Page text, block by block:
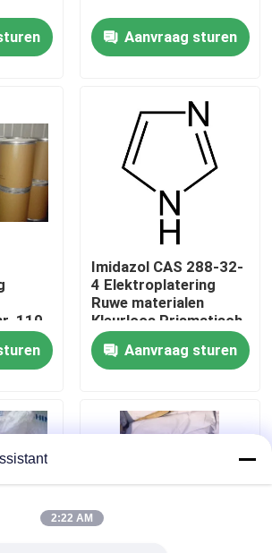
ons op
Aanvraag sturen
110-
Imidazol CAS 288-32-
4 Elektroplatering
Ruwe materialen
Kleurloos Prismatisch
Kristal
Aanvraag sturen
2:22 AM